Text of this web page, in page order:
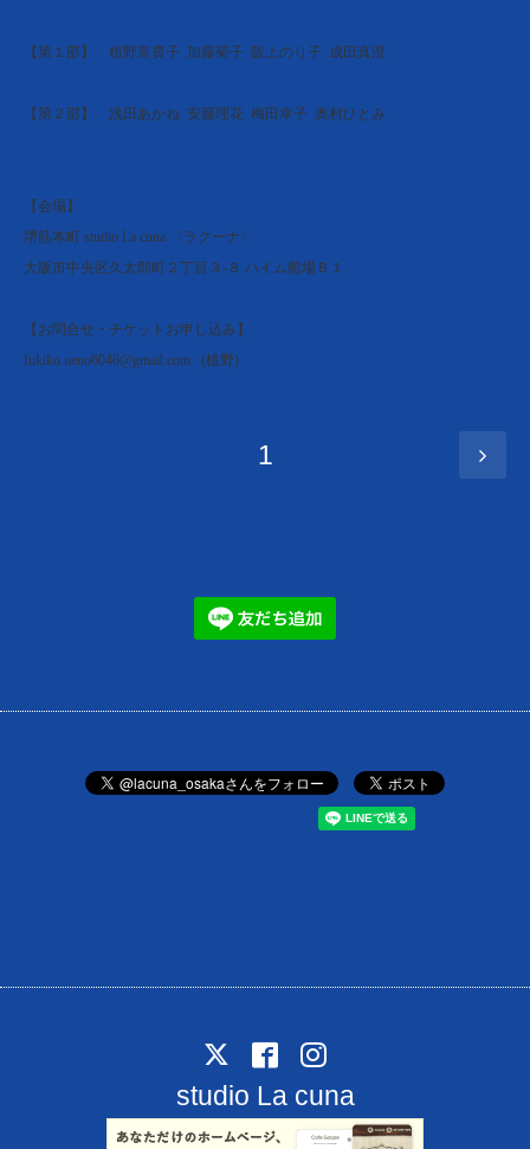
【第１部】 植野富貴子 加藤菊子 阪上のり子 成田真澄
【第２部】 浅田あかね 安藤理花 梅田幸子 奥村ひとみ
【会場】
堺筋本町 studio La cuna 〈ラクーナ〉
大阪市中央区久太郎町２丁目３-８ ハイム船場Ｂ１
【お問合せ・チケットお申し込み】
fukiko.ueno6046@gmail.com (植野)
1
studio La cuna